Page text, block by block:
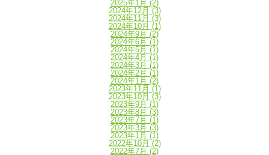
2025年1月 (2)
2024年12月 (3)
2024年11月 (3)
2024年10月 (1)
2024年9月 (2)
2024年6月 (1)
2024年5月 (1)
2024年4月 (1)
2024年3月 (1)
2024年2月 (1)
2024年1月 (2)
2023年11月 (1)
2023年10月 (3)
2023年9月 (1)
2023年8月 (3)
2023年7月 (1)
2023年3月 (3)
2023年1月 (1)
2022年10月 (2)
2022年7月 (2)